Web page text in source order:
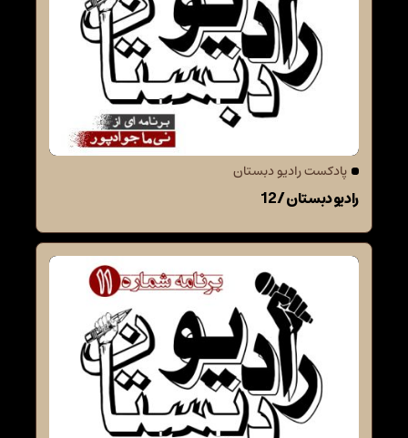
پادکست رادیو دبستان
رادیو دبستان / 12